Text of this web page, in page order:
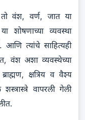
वंश, वर्ण, जात या
शोषणाच्या व्यवस्था
त्यांचे साहित्यही
वंश अशा व्यवस्थेच्या
क्षत्रिय व वैश्य
वापरली गेली